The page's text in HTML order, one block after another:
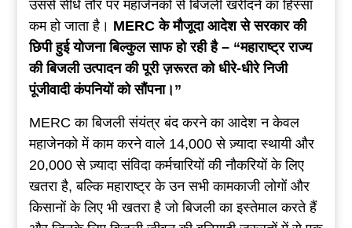
उससे सीधे तौर पर महाजेनको से बिजली खरीदने का हिस्सा
कम हो जाता है। MERCके मौजूदा आदेश से सरकार की
छिपी हुई योजना बिल्कुल साफ हो रही है– “महाराष्ट्र राज्य
की बिजली उत्पादन की पूरी ज़रूरत को धीरे-धीरे निजी
पूंजीवादी कंपनियों को सौंपना।”
MERC का बिजली संयंत्र बंद करने का आदेश न केवल
महाजेनको में काम करने वाले 14,000 से ज़्यादा स्थायी और
20,000 से ज़्यादा संविदा कर्मचारियों की नौकरियों के लिए
खतरा है, बल्कि महाराष्ट्र के उन सभी कामकाजी लोगों और
किसानों के लिए भी खतरा है जो बिजली का इस्तेमाल करते हैं